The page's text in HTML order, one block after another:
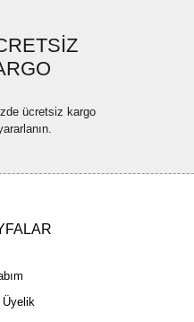
diğer sitelerden daha pahalı.
farklı alternatifler olmalı.
ücretsiz kargo
Üyelik